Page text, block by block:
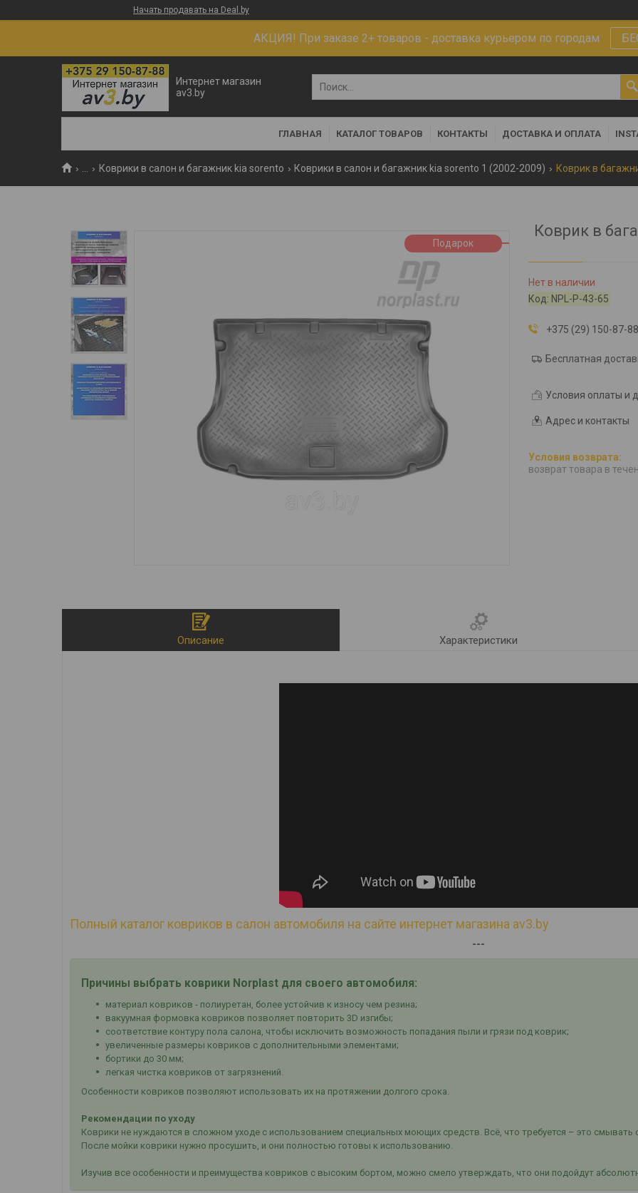
Начать продавать на Deal.by
АКЦИЯ! При заказе 2+ товаров - доставка курьером по городам
Интернет магазин
av3.by
ГЛАВНАЯ КАТАЛОГ ТОВАРОВ КОНТАКТЫ ДОСТАВКА И ОПЛАТА
Коврики в салон и багажник kia sorento Коврики в салон и багажник kia sorento 1 (2002-2009)
Подарок
Коврик в
Нет в наличии
Код: NPL-P-43-65
+375 (29) 150-87-
Бесплатная
Условия оплаты и
Адрес и контакты
возврат товара в
Описание Характеристики
Полный каталог ковриков в салон автомобиля на сайте интернет магазина av3.by
---
Причины выбрать коврики Norplast для своего автомобиля:
материал ковриков - полиуретан, более устойчив к износу чем резина;
вакуумная формовка ковриков позволяет повторить 3D изгибы;
соответствие контуру пола салона, чтобы исключить возможность попадания пыли и грязи под коврик;
увеличенные размеры ковриков с дополнительными элементами;
бортики до 30 мм;
легкая чистка ковриков от загрязнений.
Особенности ковриков позволяют использовать их на протяжении долгого срока.
Рекомендации по уходу
Коврики не нуждаются в сложном уходе с использованием специальных моющих средств. Всё, что требуется – это смывать
После мойки коврики нужно просушить, и они полностью готовы к использованию.
Изучив все особенности и преимущества ковриков с высоким бортом, можно смело утверждать, что они подойдут